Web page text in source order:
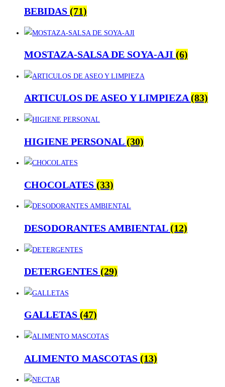
BEBIDAS (71)
MOSTAZA-SALSA DE SOYA-AJI (6)
ARTICULOS DE ASEO Y LIMPIEZA(83)
HIGIENE PERSONAL(30)
CHOCOLATES (33)
DESODORANTES AMBIENTAL(12)
DETERGENTES (29)
GALLETAS (47)
ALIMENTO MASCOTAS (13)